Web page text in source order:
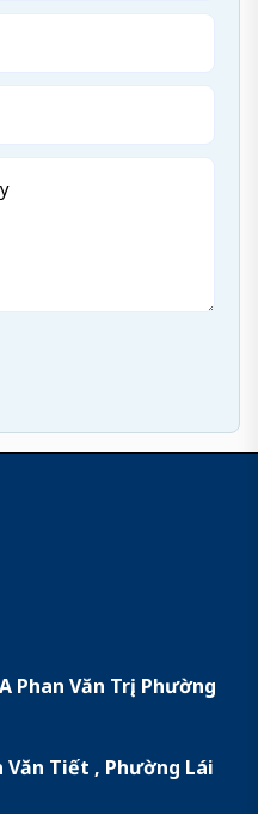
Phan Văn Trị, Phường
Văn Tiết , Phường Lái